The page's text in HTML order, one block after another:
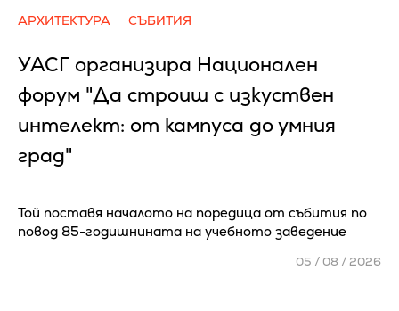
АРХИТЕКТУРА СЪБИТИЯ
УАСГ организира Национален
форум "Да строиш с изкуствен
интелект: от кампуса до умния
град"
Той поставя началото на поредица от събития по
повод 85-годишнината на учебното заведение
05 / 08 / 2026